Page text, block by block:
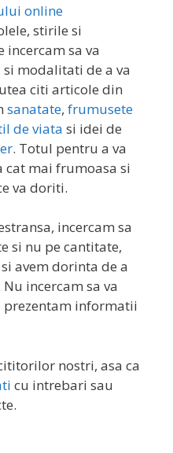
online
stirile si
incercam sa va
modalitati de a va
citi articole din
sanatate, frumusete
de viata si idei de
. Totul pentru a va
cat mai frumoasa si
va doriti.
incercam sa
si nu pe cantitate,
avem dorinta de a
incercam sa va
prezentam informatii
nostri, asa ca
cu intrebari sau